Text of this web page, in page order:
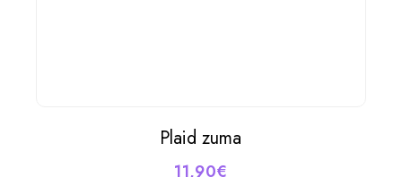
AJOUTER AU PANIER
Plaid zuma
11,90€